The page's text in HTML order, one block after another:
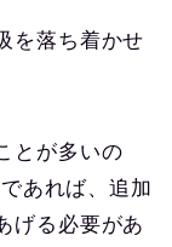
を落ち着かせ
とが多いの
あれば、追加
げる必要があ